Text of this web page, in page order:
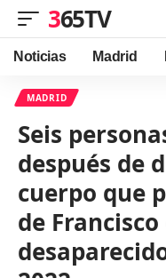
365TV
Noticias Madrid
MADRID
Seis
después de
cuerpo que
de